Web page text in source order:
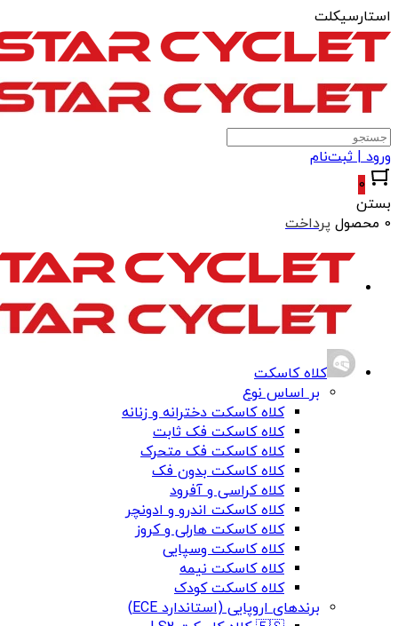
استارسیکلت
ورود | ثبت‌نام
0
بستن
0 محصول
پرداخت
کلاه کاسکت
بر اساس نوع
کلاه کاسکت دخترانه و زنانه
کلاه کاسکت فک ثابت
کلاه کاسکت فک متحرک
کلاه کاسکت بدون فک
کلاه کراسی و آفرود
کلاه کاسکت اندرو و ادونچر
کلاه کاسکت هارلی و کروز
کلاه کاسکت وسپایی
کلاه کاسکت نیمه
کلاه کاسکت کودک
برندهای اروپایی (استاندارد ECE)